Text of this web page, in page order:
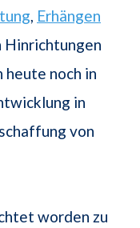
, Erhängen
Hinrichtungen
heute noch in
in
von
worden zu